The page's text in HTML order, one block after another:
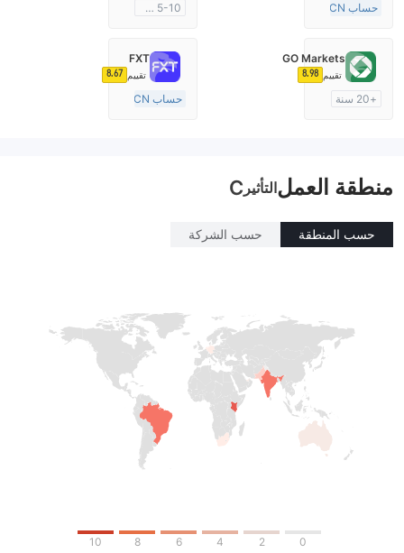
حساب ECN
صناعة السوق (MM)
5-10 سنوات
GO Markets
تقييم 8.98
+20 سنة
FXT
تقييم 8.67
حساب ECN
منطقة العملالتأثير C
حسب المنطقة حسب الشركة
0
2
4
6
8
10